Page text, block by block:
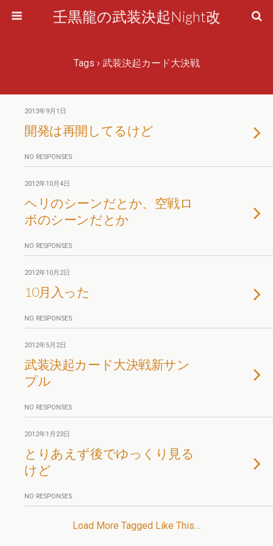
壬黒龍の武装決起Night改
Tags › 武装決起カード大決戦
2013年9月1日
開発は再開してるけど
NO RESPONSES
2012年10月4日
ヘリのシーンだとか、空戦ロ
ボのシーンだとか
NO RESPONSES
2012年10月2日
10月入った
NO RESPONSES
2012年5月2日
武装決起カード大決戦新サン
プル
NO RESPONSES
2012年1月23日
とりあえず後でゆっくり見る
けど
NO RESPONSES
Load More Tagged Like This…